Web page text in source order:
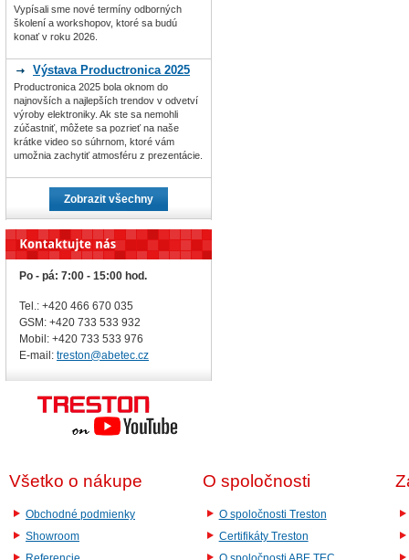
Vypísali sme nové termíny odborných
školení a workshopov, ktoré sa budú
konať v roku 2026.
Výstava Productronica 2025
Productronica 2025 bola oknom do
najnovších a najlepších trendov v odvetví
výroby elektroniky. Ak ste sa nemohli
zúčastniť, môžete sa pozrieť na naše
krátke video so súhrnom, ktoré vám
umožnia zachytiť atmosféru z prezentácie.
Zobrazit všechny
Po - pá: 7:00 - 15:00 hod.
Tel.: +420 466 670 035
GSM: +420 733 533 932
Mobil: +420 733 533 976
E-mail: treston@abetec.cz
Všetko o nákupe
Obchodné podmienky
Showroom
O spoločnosti
O spoločnosti Treston
Certifikáty Treston